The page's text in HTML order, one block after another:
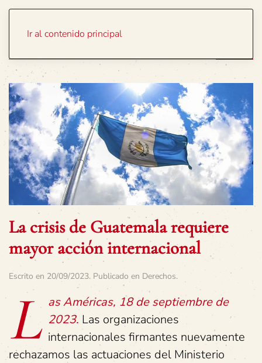
Ir al contenido principal
La crisis de Guatemala requiere
mayor acción internacional
Escrito en 20/09/2023. Publicado en Derechos.
L as Américas, 18 de septiembre de
2023. Las organizaciones
internacionales firmantes nuevamente
rechazamos las actuaciones del Ministerio